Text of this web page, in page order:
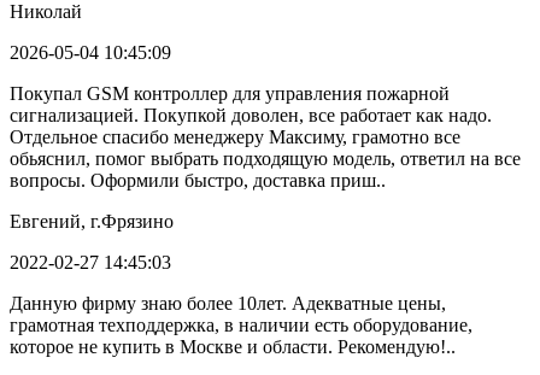
Николай
2026-05-04 10:45:09
Покупал GSM контроллер для управления пожарной
сигнализацией. Покупкой доволен, все работает как надо.
Отдельное спасибо менеджеру Максиму, грамотно все
обьяснил, помог выбрать подходящую модель, ответил на все
вопросы. Оформили быстро, доставка приш..
Евгений, г.Фрязино
2022-02-27 14:45:03
Данную фирму знаю более 10лет. Адекватные цены,
грамотная техподдержка, в наличии есть оборудование,
которое не купить в Москве и области. Рекомендую!..